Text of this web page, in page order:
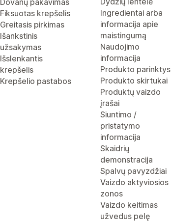
Dovanų pakavimas
Fiksuotas krepšelis
Greitasis pirkimas
Išankstinis
užsakymas
Išslenkantis
krepšelis
Krepšelio pastabos
Ingredientai arba
informacija apie
maistingumą
Naudojimo
informacija
Produkto parinktys
Produkto skirtukai
Produktų vaizdo
įrašai
Siuntimo /
pristatymo
informacija
Skaidrių
demonstracija
Spalvų pavyzdžiai
Vaizdo aktyviosios
zonos
Vaizdo keitimas
užvedus pelę